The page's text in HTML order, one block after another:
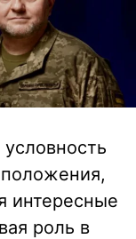
интересные
роль в